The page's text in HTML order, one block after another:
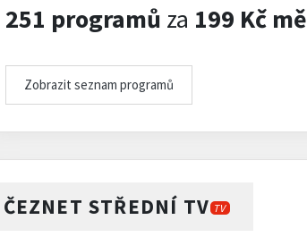
251 programů za 199 Kč
Zobrazit seznam programů
ČEZNET STŘEDNÍ TV TV